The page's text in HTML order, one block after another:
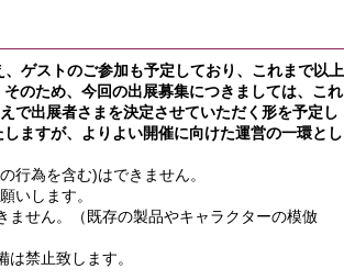
ゲストのご参加も予定しており、これまで以上
のため、今回の出展募集につきましては、これ
で出展者さまを決定させていただく形を予定し
ますが、よりよい開催に向けた運営の一環とし
行為を含む)はできません。
いします。
ません。（既存の製品やキャラクターの模倣
禁止致します。